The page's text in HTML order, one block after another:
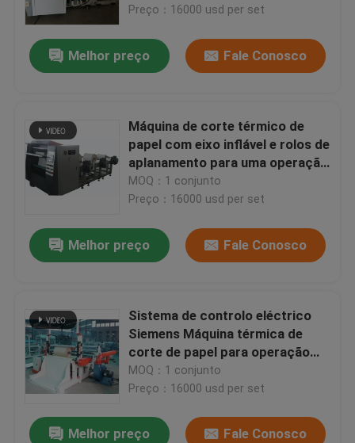
Preço：16000 usd per set
Melhor preço Fale Conosco
Máquina de corte térmico de
papel com eixo inflável e rolos de
aplanamento para uma operação
suave
MOQ：1 conjunto
Preço：16000 usd per set
Melhor preço Fale Conosco
Sistema de controlo eléctrico
Siemens Máquina térmica de
corte de papel para operação
simples
MOQ：1 conjunto
Preço：16000 usd per set
Melhor preço Fale Conosco